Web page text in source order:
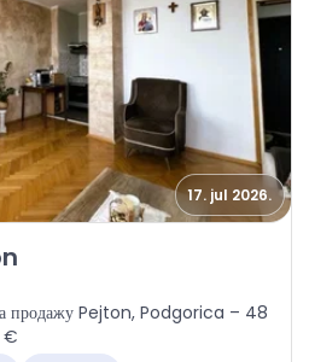
17. jul 2026.
Pejton
продажу Pejton, Podgorica – 48
€